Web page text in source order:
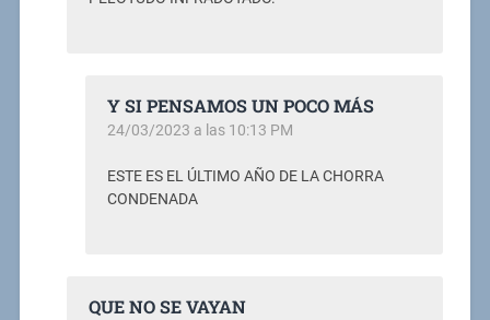
Y SI PENSAMOS UN POCO MÁS
24/03/2023 a las 10:13 PM
ESTE ES EL ÚLTIMO AÑO DE LA CHORRA
CONDENADA
QUE NO SE VAYAN